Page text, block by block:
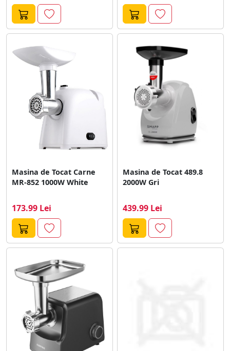
Masina de Tocat Carne
MR-852 1000W White
173.99 Lei
Masina de Tocat 489.8
2000W Gri
439.99 Lei